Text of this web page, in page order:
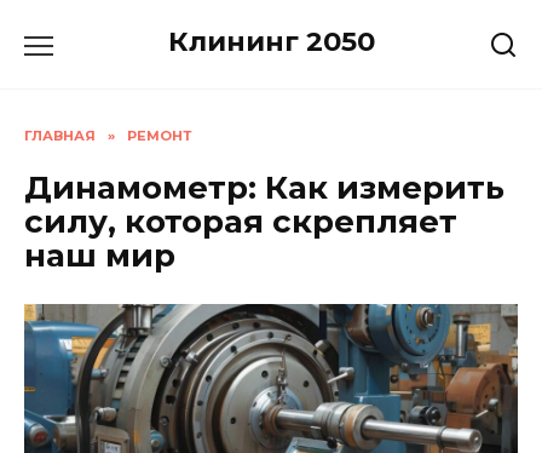
Клининг 2050
ГЛАВНАЯ » РЕМОНТ
Динамометр: Как измерить
силу, которая скрепляет
наш мир